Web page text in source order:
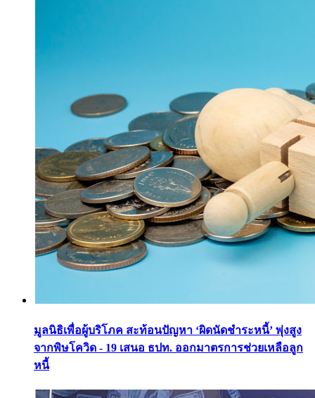
มูลนิธิเพื่อผู้บริโภค สะท้อนปัญหา ‘ผิดนัดชำระหนี้’ พุ่งสูง
จากพิษโควิด - 19 เสนอ ธปท. ออกมาตรการช่วยเหลือลูก
หนี้